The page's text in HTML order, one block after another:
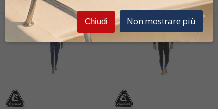
Chiudi Non mostrare più